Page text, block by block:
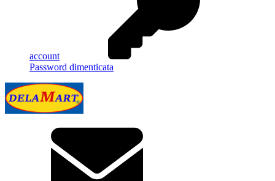
account
Password dimenticata